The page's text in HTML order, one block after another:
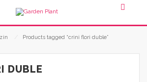
Products tagged “crini flori duble”
DUBLE